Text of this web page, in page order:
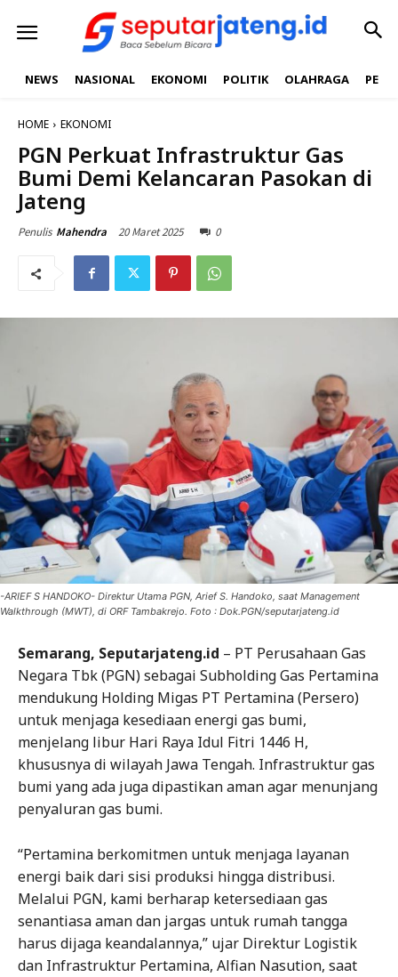
NEWS NASIONAL EKONOMI POLITIK OLAHRAGA
HOME EKONOMI
PGN Perkuat Infrastruktur Gas
Bumi Demi Kelancaran Pasokan di
Jateng
Penulis Mahendra 20 Maret 2025 0
-ARIEF S HANDOKO- Direktur Utama PGN, Arief S. Handoko, saat Management
Walkthrough (MWT), di ORF Tambakrejo. Foto : Dok.PGN/seputarjateng.id
Semarang, Seputarjateng.id – PT Perusahaan Gas
Negara Tbk (PGN) sebagai Subholding Gas Pertamina
mendukung Holding Migas PT Pertamina (Persero)
untuk menjaga kesediaan energi gas bumi,
menjelang libur Hari Raya Idul Fitri 1446 H,
khususnya di wilayah Jawa Tengah. Infrastruktur gas
bumi yang ada juga dipastikan aman agar menunjang
penyaluran gas bumi.
“Pertamina berkomitmen untuk menjaga layanan
energi baik dari sisi produksi hingga distribusi.
Melalui PGN, kami berharap ketersediaan gas
senantiasa aman dan jargas untuk rumah tangga
harus dijaga keandalannya,” ujar Direktur Logistik
dan Infrastruktur Pertamina, Alfian Nasution, saat